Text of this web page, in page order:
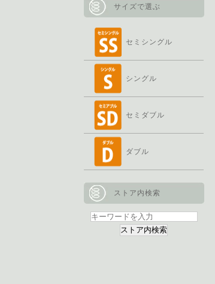
サイズで選ぶ
セミシングル
シングル
セミダブル
ダブル
ストア内検索